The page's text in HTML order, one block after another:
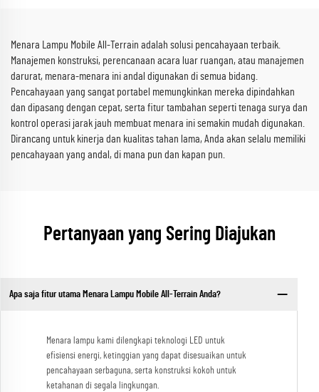
Menara Lampu Mobile All-Terrain adalah solusi pencahayaan terbaik.
Manajemen konstruksi, perencanaan acara luar ruangan, atau manajemen
darurat, menara-menara ini andal digunakan di semua bidang.
Pencahayaan yang sangat portabel memungkinkan mereka dipindahkan
dan dipasang dengan cepat, serta fitur tambahan seperti tenaga surya dan
kontrol operasi jarak jauh membuat menara ini semakin mudah digunakan.
Dirancang untuk kinerja dan kualitas tahan lama, Anda akan selalu memiliki
pencahayaan yang andal, di mana pun dan kapan pun.
Pertanyaan yang Sering Diajukan
Apa saja fitur utama Menara Lampu Mobile All-Terrain Anda?
Menara lampu kami dilengkapi teknologi LED untuk
efisiensi energi, ketinggian yang dapat disesuaikan untuk
pencahayaan serbaguna, serta konstruksi kokoh untuk
ketahanan di segala lingkungan.